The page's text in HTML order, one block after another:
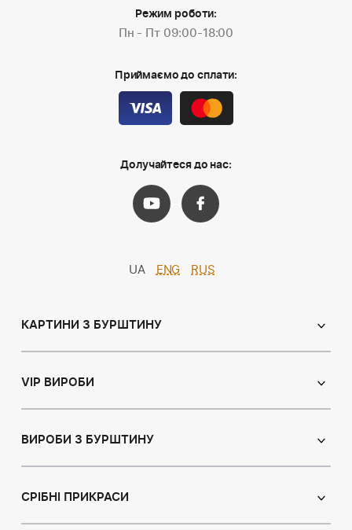
Режим роботи:
Пн - Пт 09:00-18:00
Приймаємо до сплати:
Долучайтеся до нас:
UA ENG RUS
КАРТИНИ З БУРШТИНУ
Іменні ікони
Натюрморт
Мисливська тема
VIP ВИРОБИ
Ікони з пластин
ВИРОБИ З БУРШТИНУ
Браслети
СРІБНІ ПРИКРАСИ